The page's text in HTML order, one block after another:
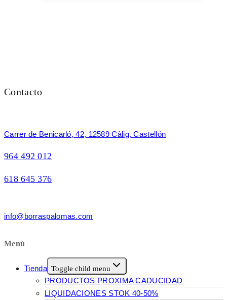
Contacto
Carrer de Benicarló, 42, 12589 Càlig, Castellón
964 492 012
618 645 376
info@borraspalomas.com
Menú
Tienda Toggle child menu
PRODUCTOS PROXIMA CADUCIDAD
LIQUIDACIONES STOK 40-50%